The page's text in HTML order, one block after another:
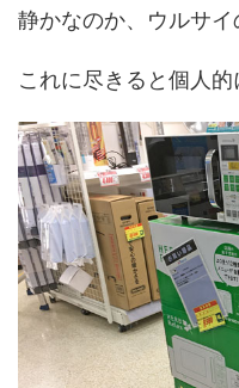
静かなのか、ウルサイ
これに尽きると個人的